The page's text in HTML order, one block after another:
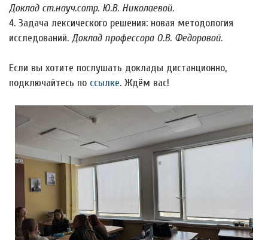
Доклад ст.науч.сотр. Ю.В. Николаевой.
4. Задача лексического решения: новая методология
исследований. Доклад профессора О.В. Федоровой.
Если вы хотите послушать доклады дистанционно,
подключайтесь по ссылке. Ждём вас!